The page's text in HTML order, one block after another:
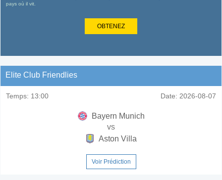
pays où il vit.
OBTENEZ
Elite Club Friendlies
Temps: 13:00 Date: 2026-08-07
Bayern Munich
vs
Aston Villa
Voir Prédiction